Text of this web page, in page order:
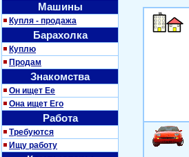
Машины
Купля - продажа
Барахолка
Куплю
Продам
Знакомства
Он ищет Ее
Она ищет Его
Работа
Требуются
Ищу работу